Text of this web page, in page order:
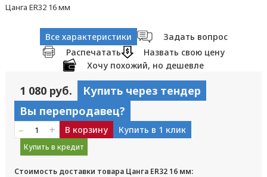
Цанга ER32 16 мм
Все характеристики
Задать вопрос
Распечатать
Назвать свою цену
Хочу похожий, но дешевле
1 080 руб.
Купить через тендер
Вы перепродавец?
– + В корзину Купить в 1 клик
Купить в кредит
Стоимость доставки товара Цанга ER32 16 мм: